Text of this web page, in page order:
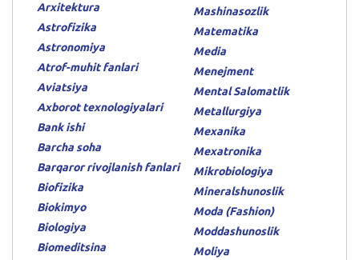
Arxitektura
Astrofizika
Astronomiya
Atrof-muhit fanlari
Aviatsiya
Axborot texnologiyalari
Bank ishi
Barcha soha
Barqaror rivojlanish fanlari
Biofizika
Biokimyo
Biologiya
Biomeditsina
Mashinasozlik
Matematika
Media
Menejment
Mental Salomatlik
Metallurgiya
Mexanika
Mexatronika
Mikrobiologiya
Mineralshunoslik
Moda (Fashion)
Moddashunoslik
Moliya